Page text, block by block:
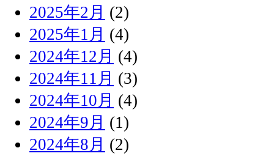
2025年2月 (2)
2025年1月 (4)
2024年12月 (4)
2024年11月 (3)
2024年10月 (4)
2024年9月 (1)
2024年8月 (2)